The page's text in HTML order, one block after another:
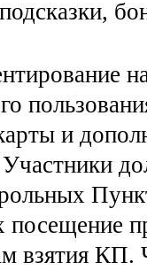
и
посещение
взятия КП.